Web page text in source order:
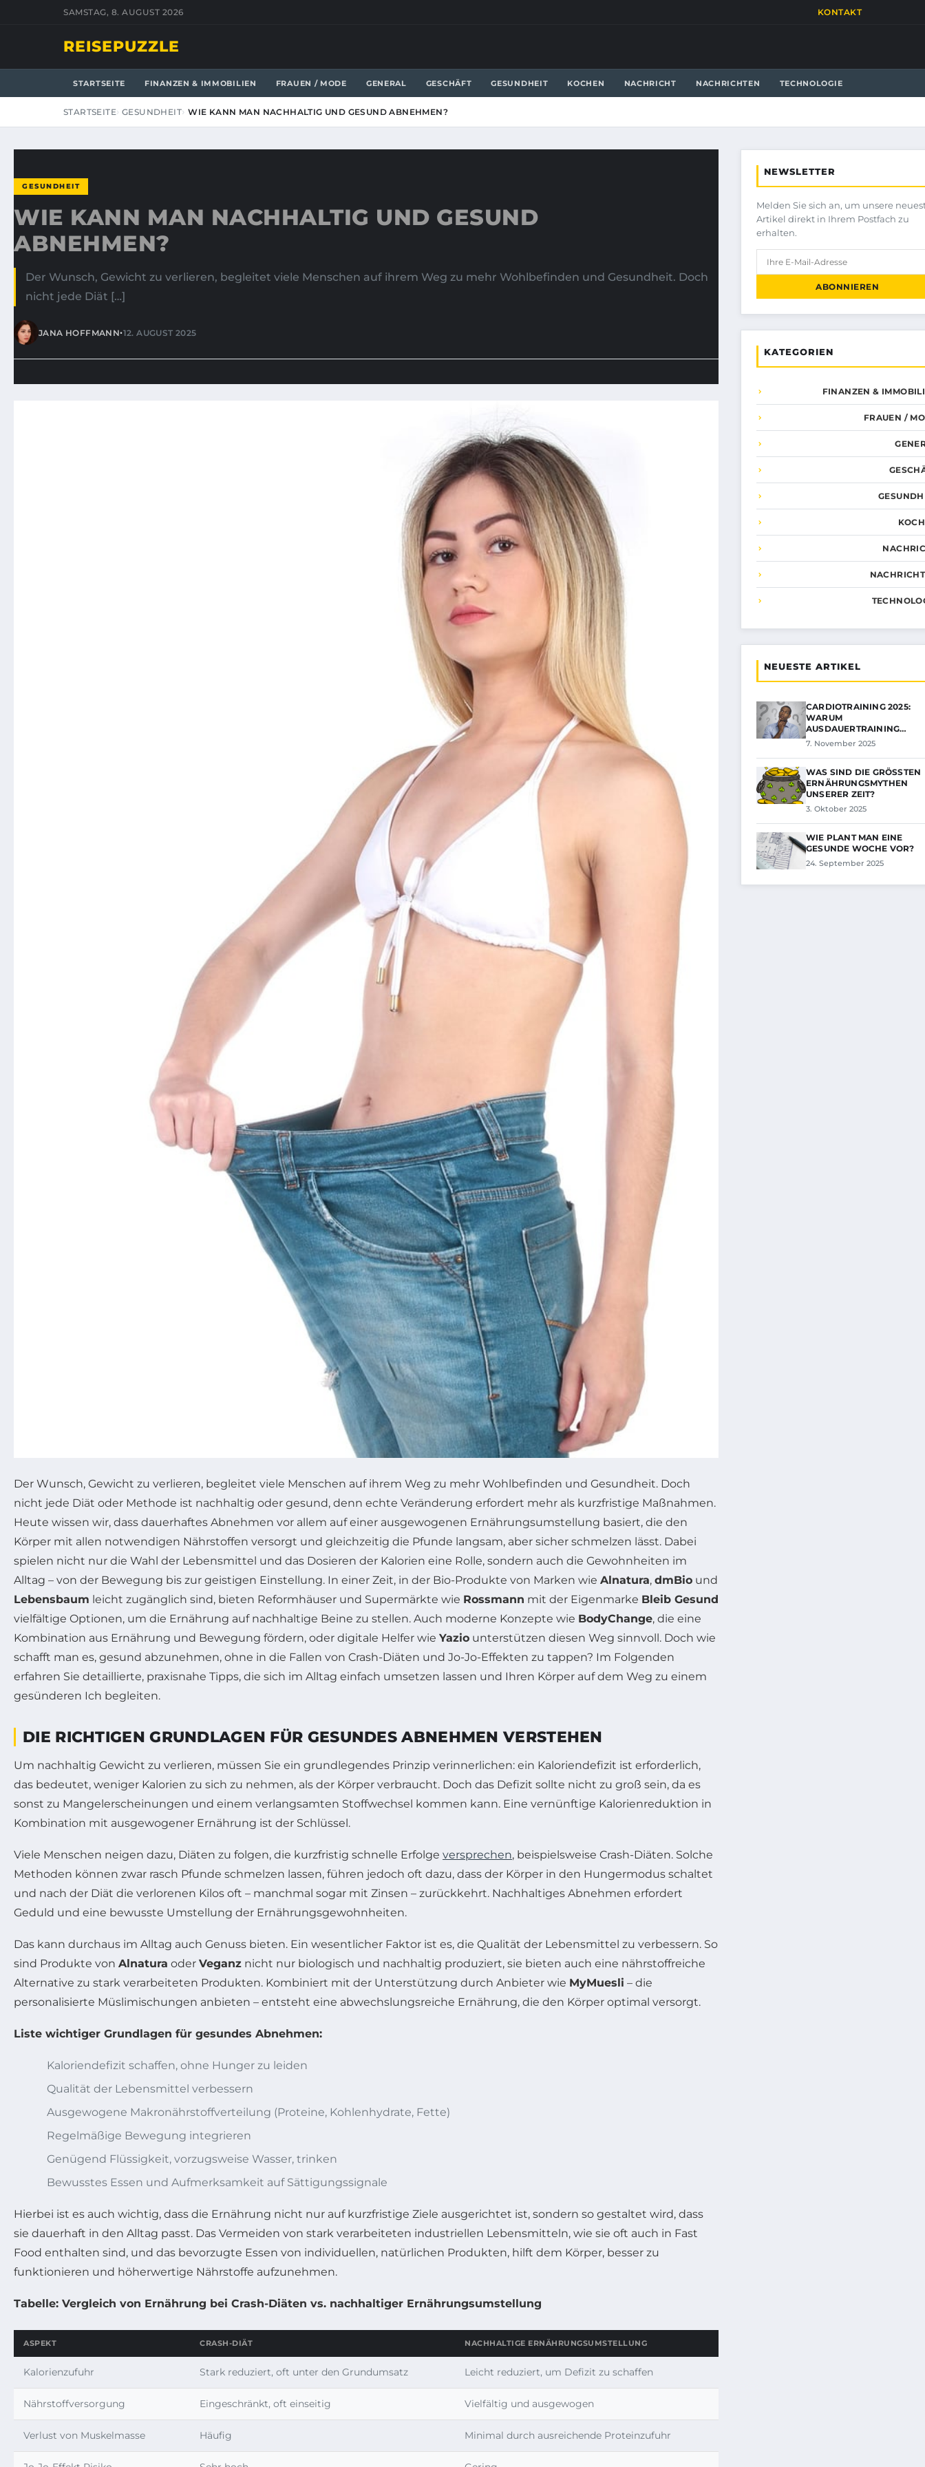
SAMSTAG, 8. AUGUST 2026 KONTAKT
REISEPUZZLE
STARTSEITE FINANZEN & IMMOBILIEN FRAUEN / MODE GENERAL GESCHÄFT GESUNDHEIT KOCHEN NACHRICHT NACHRICHTEN TECHNOLOGIE
STARTSEITE GESUNDHEIT WIE KANN MAN NACHHALTIG UND GESUND ABNEHMEN?
GESUNDHEIT
WIE KANN MAN NACHHALTIG UND GESUND
ABNEHMEN?
Der Wunsch, Gewicht zu verlieren, begleitet viele Menschen auf ihrem Weg zu mehr Wohlbefinden und Gesundheit. Doch
nicht jede Diät […]
JANA HOFFMANN•12. AUGUST 2025
Der Wunsch, Gewicht zu verlieren, begleitet viele Menschen auf ihrem Weg zu mehr Wohlbefinden und Gesundheit. Doch
nicht jede Diät oder Methode ist nachhaltig oder gesund, denn echte Veränderung erfordert mehr als kurzfristige Maßnahmen.
Heute wissen wir, dass dauerhaftes Abnehmen vor allem auf einer ausgewogenen Ernährungsumstellung basiert, die den
Körper mit allen notwendigen Nährstoffen versorgt und gleichzeitig die Pfunde langsam, aber sicher schmelzen lässt. Dabei
spielen nicht nur die Wahl der Lebensmittel und das Dosieren der Kalorien eine Rolle, sondern auch die Gewohnheiten im
Alltag – von der Bewegung bis zur geistigen Einstellung. In einer Zeit, in der Bio-Produkte von Marken wie Alnatura, dmBio und
Lebensbaum leicht zugänglich sind, bieten Reformhäuser und Supermärkte wie Rossmann mit der Eigenmarke Bleib Gesund
vielfältige Optionen, um die Ernährung auf nachhaltige Beine zu stellen. Auch moderne Konzepte wie BodyChange, die eine
Kombination aus Ernährung und Bewegung fördern, oder digitale Helfer wie Yazio unterstützen diesen Weg sinnvoll. Doch wie
schafft man es, gesund abzunehmen, ohne in die Fallen von Crash-Diäten und Jo-Jo-Effekten zu tappen? Im Folgenden
erfahren Sie detaillierte, praxisnahe Tipps, die sich im Alltag einfach umsetzen lassen und Ihren Körper auf dem Weg zu einem
gesünderen Ich begleiten.
DIE RICHTIGEN GRUNDLAGEN FÜR GESUNDES ABNEHMEN VERSTEHEN
Um nachhaltig Gewicht zu verlieren, müssen Sie ein grundlegendes Prinzip verinnerlichen: ein Kaloriendefizit ist erforderlich,
das bedeutet, weniger Kalorien zu sich zu nehmen, als der Körper verbraucht. Doch das Defizit sollte nicht zu groß sein, da es
sonst zu Mangelerscheinungen und einem verlangsamten Stoffwechsel kommen kann. Eine vernünftige Kalorienreduktion in
Kombination mit ausgewogener Ernährung ist der Schlüssel.
Viele Menschen neigen dazu, Diäten zu folgen, die kurzfristig schnelle Erfolge versprechen, beispielsweise Crash-Diäten. Solche
Methoden können zwar rasch Pfunde schmelzen lassen, führen jedoch oft dazu, dass der Körper in den Hungermodus schaltet
und nach der Diät die verlorenen Kilos oft – manchmal sogar mit Zinsen – zurückkehrt. Nachhaltiges Abnehmen erfordert
Geduld und eine bewusste Umstellung der Ernährungsgewohnheiten.
Das kann durchaus im Alltag auch Genuss bieten. Ein wesentlicher Faktor ist es, die Qualität der Lebensmittel zu verbessern. So
sind Produkte von Alnatura oder Veganz nicht nur biologisch und nachhaltig produziert, sie bieten auch eine nährstoffreiche
Alternative zu stark verarbeiteten Produkten. Kombiniert mit der Unterstützung durch Anbieter wie MyMuesli – die
personalisierte Müslimischungen anbieten – entsteht eine abwechslungsreiche Ernährung, die den Körper optimal versorgt.
Liste wichtiger Grundlagen für gesundes Abnehmen:
Kaloriendefizit schaffen, ohne Hunger zu leiden
Qualität der Lebensmittel verbessern
Ausgewogene Makronährstoffverteilung (Proteine, Kohlenhydrate, Fette)
Regelmäßige Bewegung integrieren
Genügend Flüssigkeit, vorzugsweise Wasser, trinken
Bewusstes Essen und Aufmerksamkeit auf Sättigungssignale
Hierbei ist es auch wichtig, dass die Ernährung nicht nur auf kurzfristige Ziele ausgerichtet ist, sondern so gestaltet wird, dass
sie dauerhaft in den Alltag passt. Das Vermeiden von stark verarbeiteten industriellen Lebensmitteln, wie sie oft auch in Fast
Food enthalten sind, und das bevorzugte Essen von individuellen, natürlichen Produkten, hilft dem Körper, besser zu
funktionieren und höherwertige Nährstoffe aufzunehmen.
Tabelle: Vergleich von Ernährung bei Crash-Diäten vs. nachhaltiger Ernährungsumstellung
ASPEKT CRASH-DIÄT NACHHALTIGE ERNÄHRUNGSUMSTELLUNG
Kalorienzufuhr Stark reduziert, oft unter den Grundumsatz Leicht reduziert, um Defizit zu schaffen
Nährstoffversorgung Eingeschränkt, oft einseitig Vielfältig und ausgewogen
Verlust von Muskelmasse Häufig Minimal durch ausreichende Proteinzufuhr
NEWSLETTER
Melden Sie sich an, um unsere
Artikel direkt in Ihrem Postfach zu
erhalten.
ABONNIEREN
KATEGORIEN
FINANZEN &
FRAUEN /
NEUESTE ARTIKEL
CARDIOTRAINING 2025:
WARUM
AUSDAUERTRAINING
HEUTE…
7. November 2025
WAS SIND DIE GRÖSSTEN E
RNÄHRUNGSMYTHEN U
NSERER ZEIT?
3. Oktober 2025
WIE PLANT MAN EINE
GESUNDE WOCHE VOR?
24. September 2025